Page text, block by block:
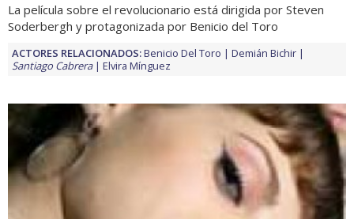
La película sobre el revolucionario está dirigida por Steven
Soderbergh y protagonizada por Benicio del Toro
ACTORES RELACIONADOS:Benicio Del Toro
Demián Bichir
Santiago Cabrera
Elvira Mínguez